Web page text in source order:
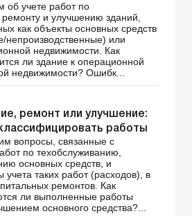
об учете работ по
и улучшению зданий,
как объекты основных средств
непроизводственные) или
недвижимости. Как
ли здание к операционной
недвижимости? Ошибк...
ремонт или улучшение:
работы
вопросы, связанные с
по техобслуживанию,
основных средств, и
таких работ (расходов), в
ремонтов. Как
ли выполненные работы
основного средства?...